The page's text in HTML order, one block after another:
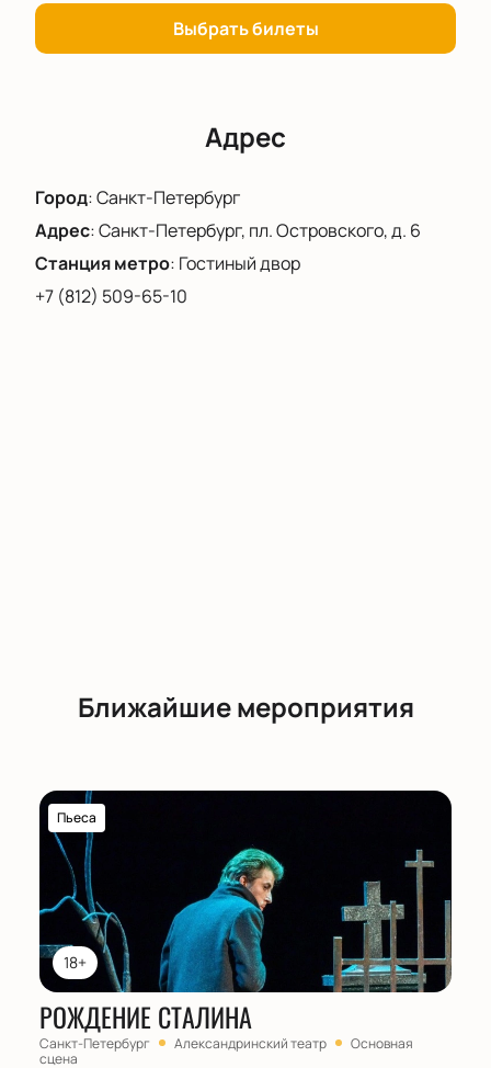
экспериментов и новых форм искусства. Концерт
«Александр Кнайфель. Оркестр
Чтобы не пропустить это событие, рекомендуем
купить билеты на нашем сайте заранее.
Выбрать билеты
Адрес
Город:Санкт-Петербург
Адрес:Санкт-Петербург, пл. Островского, д. 6
Станция метро: Гостиный двор
+7 (812) 509-65-10
Ближайшие мероприятия
18+
Пьеса
РОЖДЕНИЕ СТАЛИНА
Санкт-Петербург Александринский театр
Основная
сцена